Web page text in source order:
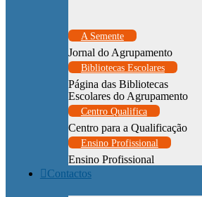
A Semente
Jornal do Agrupamento
Bibliotecas Escolares
Página das Bibliotecas
Escolares do Agrupamento
Centro Qualifica
Centro para a Qualificação
Ensino Profissional
Ensino Profissional
Contactos